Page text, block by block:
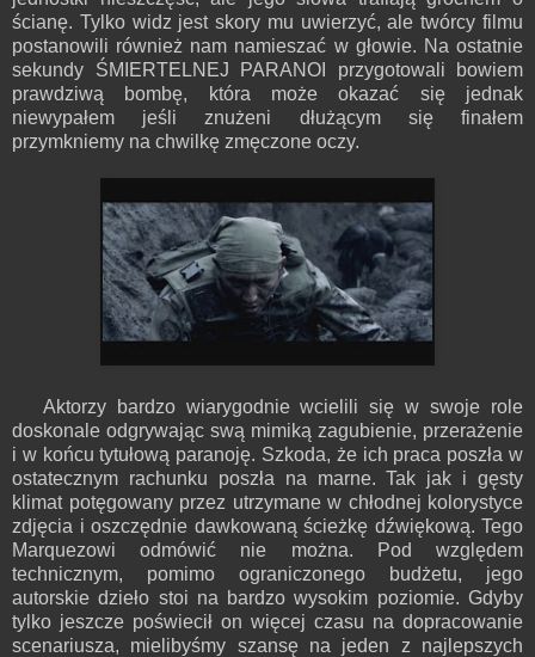
ścianę. Tylko widz jest skory mu uwierzyć, ale twórcy filmu
postanowili również nam namieszać w głowie. Na ostatnie
sekundy ŚMIERTELNEJ PARANOI przygotowali bowiem
prawdziwą bombę, która może okazać się jednak
niewypałem jeśli znużeni dłużącym się finałem
przymkniemy na chwilkę zmęczone oczy.
Aktorzy bardzo wiarygodnie wcielili się w swoje role
doskonale odgrywając swą mimiką zagubienie, przerażenie
i w końcu tytułową paranoję. Szkoda, że ich praca poszła w
ostatecznym rachunku poszła na marne. Tak jak i gęsty
klimat potęgowany przez utrzymane w chłodnej kolorystyce
zdjęcia i oszczędnie dawkowaną ścieżkę dźwiękową. Tego
Marquezowi odmówić nie można. Pod względem
technicznym, pomimo ograniczonego budżetu, jego
autorskie dzieło stoi na bardzo wysokim poziomie. Gdyby
tylko jeszcze poświecił on więcej czasu na dopracowanie
scenariusza, mielibyśmy szansę na jeden z najlepszych